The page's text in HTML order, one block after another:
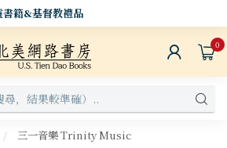
書籍&基督教禮品
0
/ 三一音樂 Trinity Music